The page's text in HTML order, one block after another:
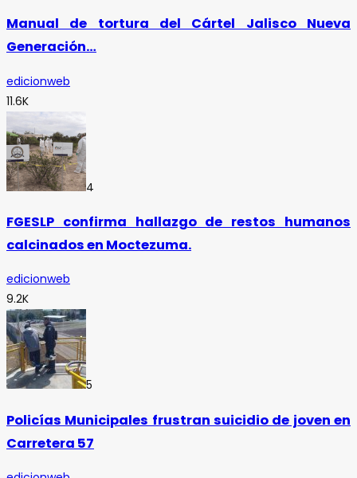
Manual de tortura del Cártel Jalisco Nueva
Generación…
edicionweb
11.6K
4
FGESLP confirma hallazgo de restos humanos
calcinados en Moctezuma.
edicionweb
9.2K
5
Policías Municipales frustran suicidio de joven en
Carretera 57